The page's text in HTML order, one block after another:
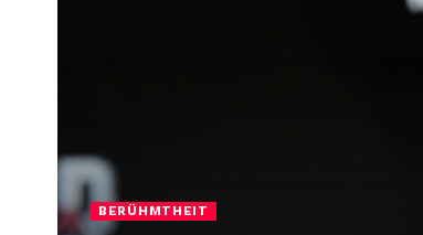
BERÜHMTHEIT